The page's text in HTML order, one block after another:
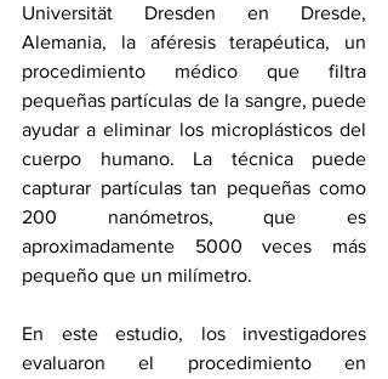
Universität Dresden en Dresde,
Alemania, la aféresis terapéutica, un
procedimiento médico que filtra
pequeñas partículas de la sangre, puede
ayudar a eliminar los microplásticos del
cuerpo humano. La técnica puede
capturar partículas tan pequeñas como
200 nanómetros, que es
aproximadamente 5000 veces más
pequeño que un milímetro.
En este estudio, los investigadores
evaluaron el procedimiento en